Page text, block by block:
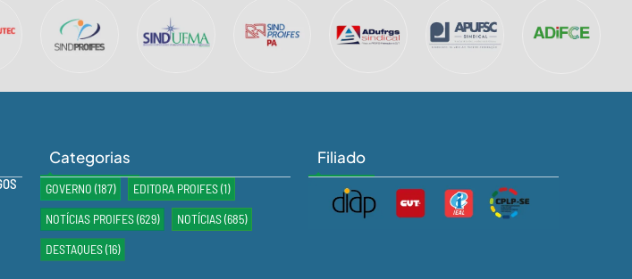
Categorias
GOVERNO (187) EDITORA PROIFES(1)
NOTÍCIAS PROIFES(629) NOTÍCIAS(685)
DESTAQUES(16)
Filiado